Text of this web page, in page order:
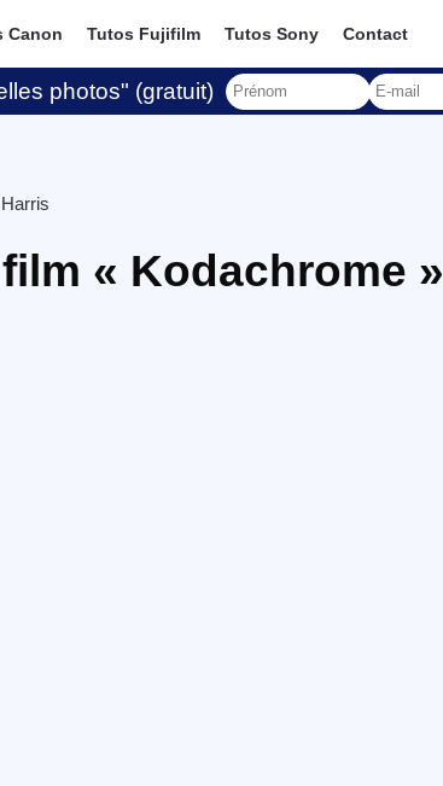
Canon Tutos Fujifilm Tutos Sony Contact
photos" (gratuit)
« Kodachrome »